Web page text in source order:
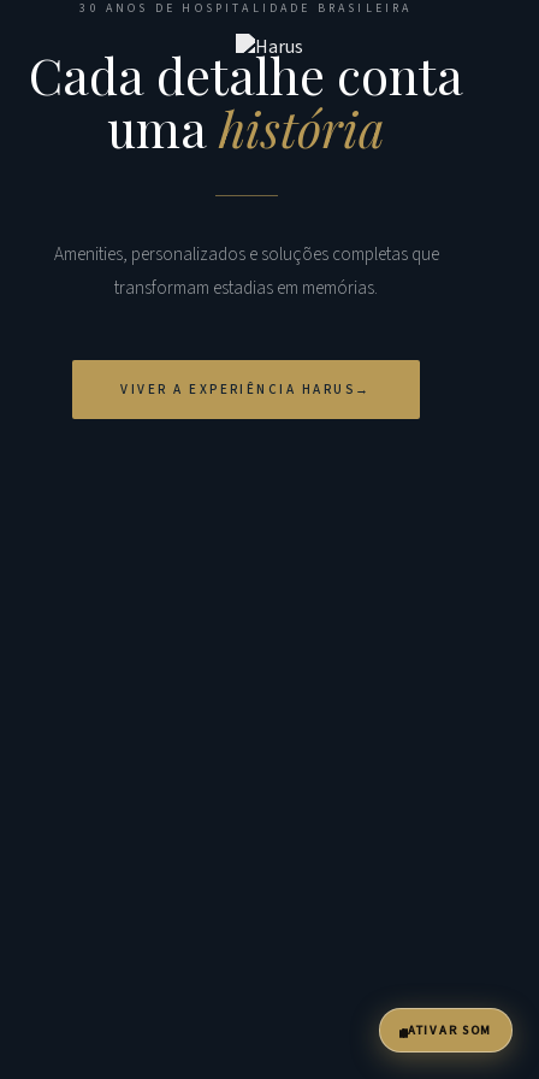
30 ANOS DE HOSPITALIDADE BRASILEIRA
Cada detalhe conta
umahistória
Amenities, personalizados e soluções completas que
transformam estadias em memórias.
VIVER A EXPERIÊNCIA HARUS
ATIVAR SOM